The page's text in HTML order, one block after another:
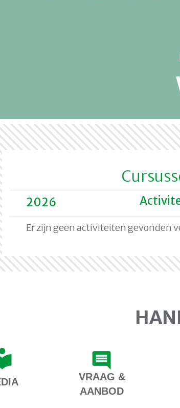
2026
Er zijn geen activiteiten gevonden
VRAAG &
AANBOD